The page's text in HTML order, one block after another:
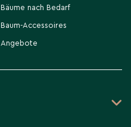
Bäume nach Bedarf
Baum-Accessoires
Angebote